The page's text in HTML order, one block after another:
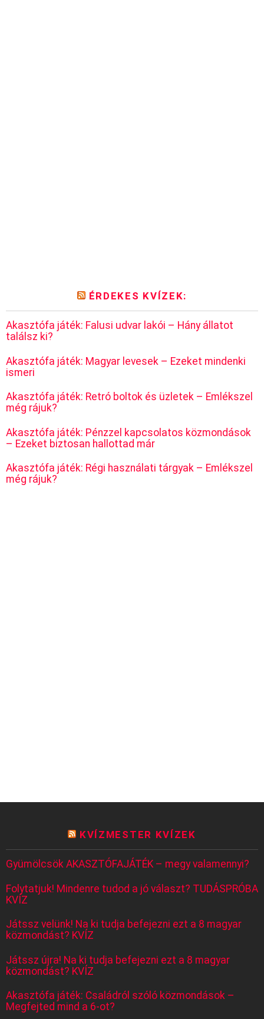
ÉRDEKES KVÍZEK:
Akasztófa játék: Falusi udvar lakói – Hány állatot
találsz ki?
Akasztófa játék: Magyar levesek – Ezeket mindenki
ismeri
Akasztófa játék: Retró boltok és üzletek – Emlékszel
még rájuk?
Akasztófa játék: Pénzzel kapcsolatos közmondások
– Ezeket biztosan hallottad már
Akasztófa játék: Régi használati tárgyak – Emlékszel
még rájuk?
KVÍZMESTER KVÍZEK
Gyümölcsök AKASZTÓFAJÁTÉK – megy valamennyi?
Folytatjuk! Mindenre tudod a jó választ? TUDÁSPRÓBA
KVÍZ
Játssz velünk! Na ki tudja befejezni ezt a 8 magyar
közmondást? KVÍZ
Játssz újra! Na ki tudja befejezni ezt a 8 magyar
közmondást? KVÍZ
Akasztófa játék: Családról szóló közmondások –
Megfejted mind a 6-ot?